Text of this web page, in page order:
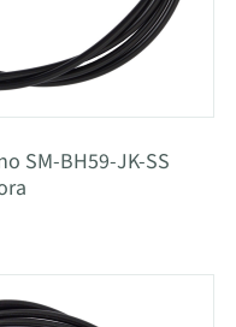
SM-BH59-JK-SS